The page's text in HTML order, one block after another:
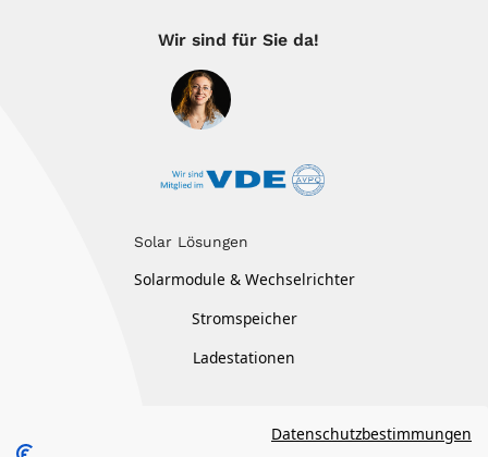
Wir sind für Sie da!
Solar Lösungen
Solarmodule & Wechselrichter
Stromspeicher
Ladestationen
Datenschutzbestimmungen